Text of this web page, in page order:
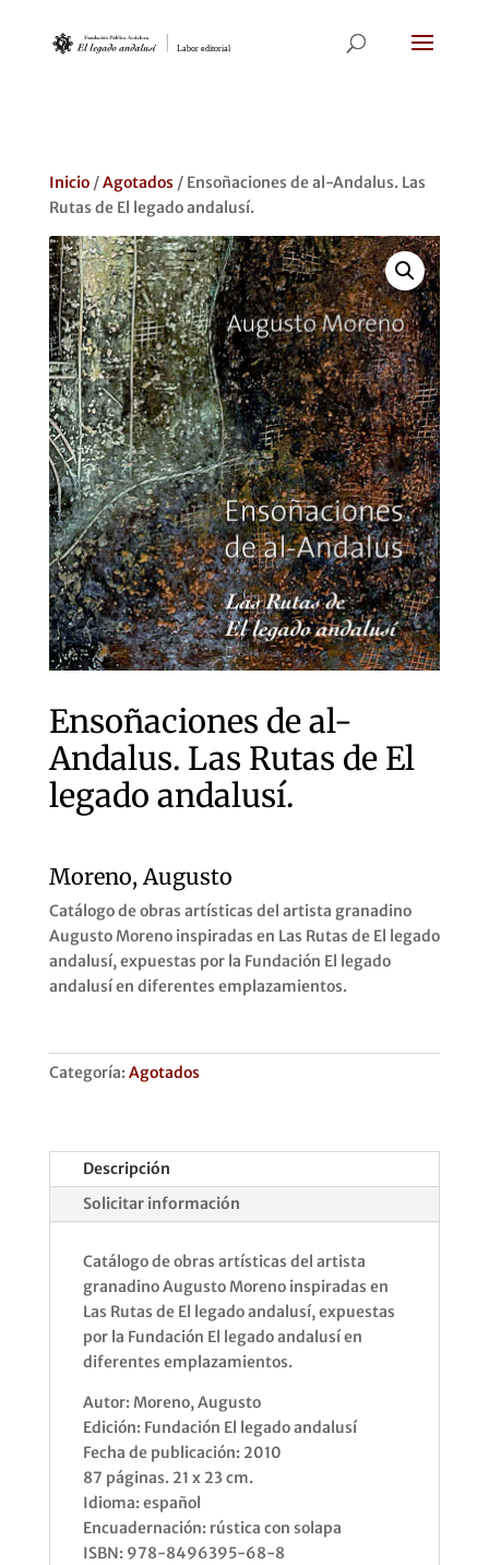
Inicio/Agotados/ Ensoñaciones de al-Andalus. Las
Rutas de El legado andalusí.
Ensoñaciones de al-
Andalus. Las Rutas de El
legado andalusí.
Moreno, Augusto
Catálogo de obras artísticas del artista granadino
Augusto Moreno inspiradas en Las Rutas de El legado
andalusí, expuestas por la Fundación El legado
andalusí en diferentes emplazamientos.
Categoría:Agotados
Descripción
Solicitar información
Catálogo de obras artísticas del artista
granadino Augusto Moreno inspiradas en
Las Rutas de El legado andalusí, expuestas
por la Fundación El legado andalusí en
diferentes emplazamientos.
Autor: Moreno, Augusto
Edición: Fundación El legado andalusí
Fecha de publicación: 2010
87 páginas. 21 x 23 cm.
Idioma: español
Encuadernación: rústica con solapa
ISBN: 978-8496395-68-8